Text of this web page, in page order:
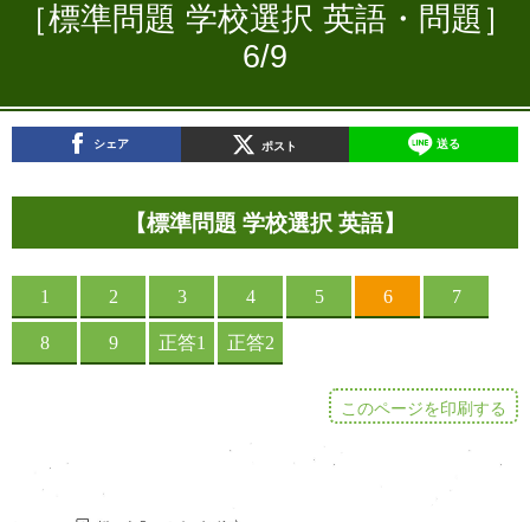
［標準問題 学校選択 英語・問題］
6/9
シェア ポスト 送る
【標準問題 学校選択 英語】
このページを印刷する